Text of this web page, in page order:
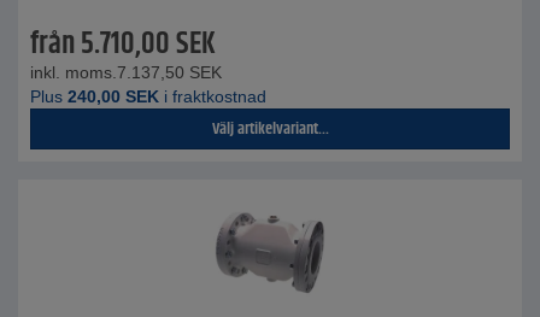
från5.710,00SEK
inkl. moms. 7.137,50 SEK
Plus 240,00 SEK i fraktkostnad
Välj artikelvariant...